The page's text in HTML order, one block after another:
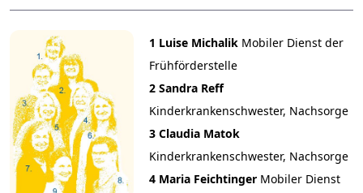
​​​​​​​1 ​​​​​​​Luise Michalik ​​​​​​​​​​​​​​Mobiler Dienst der
Frühförderstelle
2 Sandra Reff​​​​​
Kinderkrankenschwester, Nachsorge
3 Claudia Matok
Kinderkrankenschwester, Nachsorge
4 Maria Feichtinger ​​​​​​​​​​​​​​Mobiler Dienst